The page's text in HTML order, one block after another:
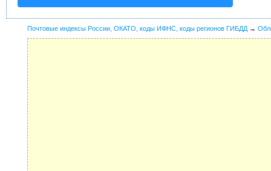
Почтовые индексы России, ОКАТО, коды ИФНС, коды регионов ГИБДД →